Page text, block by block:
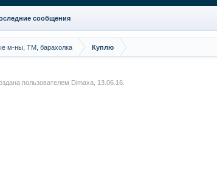
Рыболовные м-ны, ТМ, барахолка Куплю
пользователем Dimaxa, 13.06.16.
сообщения